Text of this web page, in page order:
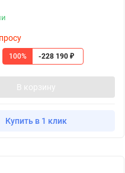
100% -228 190 ₽
В корзину
Купить в 1 клик